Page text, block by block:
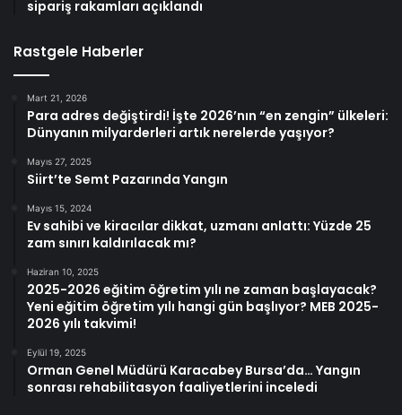
sipariş rakamları açıklandı
Rastgele Haberler
Mart 21, 2026
Para adres değiştirdi! İşte 2026’nın “en zengin” ülkeleri:
Dünyanın milyarderleri artık nerelerde yaşıyor?
Mayıs 27, 2025
Siirt’te Semt Pazarında Yangın
Mayıs 15, 2024
Ev sahibi ve kiracılar dikkat, uzmanı anlattı: Yüzde 25
zam sınırı kaldırılacak mı?
Haziran 10, 2025
2025-2026 eğitim öğretim yılı ne zaman başlayacak?
Yeni eğitim öğretim yılı hangi gün başlıyor? MEB 2025-
2026 yılı takvimi!
Eylül 19, 2025
Orman Genel Müdürü Karacabey Bursa’da… Yangın
sonrası rehabilitasyon faaliyetlerini inceledi